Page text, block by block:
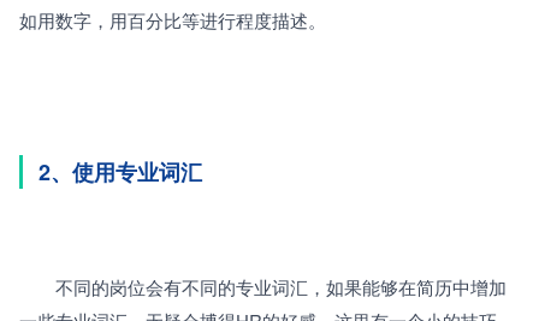
如用数字，用百分比等进行程度描述。
2、使用专业词汇
不同的岗位会有不同的专业词汇，如果能够在简历中增加